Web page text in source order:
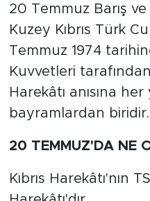
20 Temmuz Barış
Kuzey Kıbrıs Türk
Temmuz 1974
Kuvvetleri
Harekâtı anısına
bayramlardan biridir.
20 TEMMUZ'DA NE
Kıbrıs Harekâtı'nın